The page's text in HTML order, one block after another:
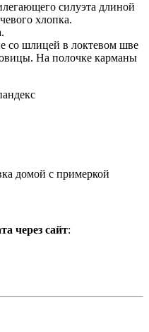
силуэта длиной
хлопка.
со шлицей в локтевом шве
На полочке карманы
домой с примеркой
через сайт: